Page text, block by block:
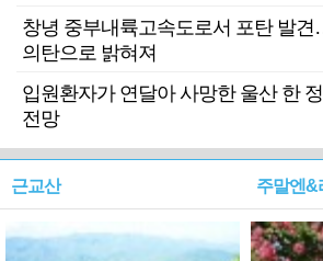
창녕 중부내륙고속도로서 포탄 발
의탄으로 밝혀져
입원환자가 연달아 사망한 울산 한
전망
근교산 주말엔&